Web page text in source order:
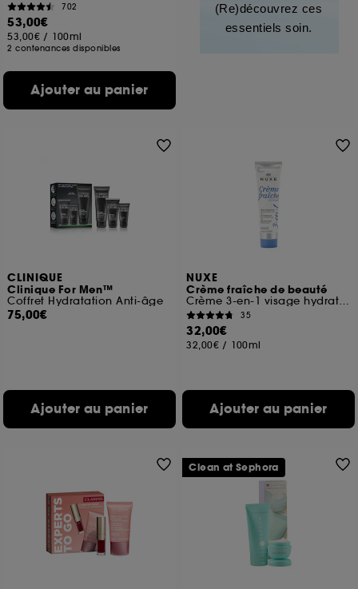
702
53,00€
53,00€ / 100ml
2 contenances disponibles
Ajouter au panier
(Re)découvrez ces
essentiels soin.
CLINIQUE
Clinique For Men™
Coffret Hydratation Anti-âge
75,00€
Ajouter au panier
NUXE
Crème fraîche de beauté
Crème 3-en-1 visage hydratante
35
32,00€
32,00€ / 100ml
Ajouter au panier
Clean at Sephora